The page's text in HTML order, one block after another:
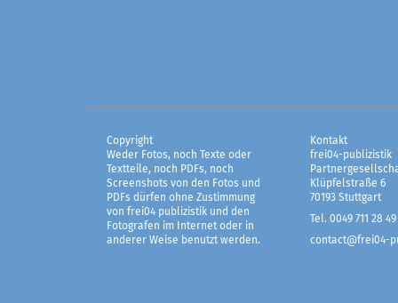
Copyright
Weder Fotos, noch Texte oder
Textteile, noch PDFs, noch
Screenshots von den Fotos und
PDFs dürfen ohne Zustimmung
von frei04 publizistik und den
Fotografen im Internet oder in
anderer Weise benutzt werden.
Kontakt
frei04-publizistik
Klüpfelstraße 6
70193 Stuttgart
Tel. 0049 711 28 49
contact@frei04-